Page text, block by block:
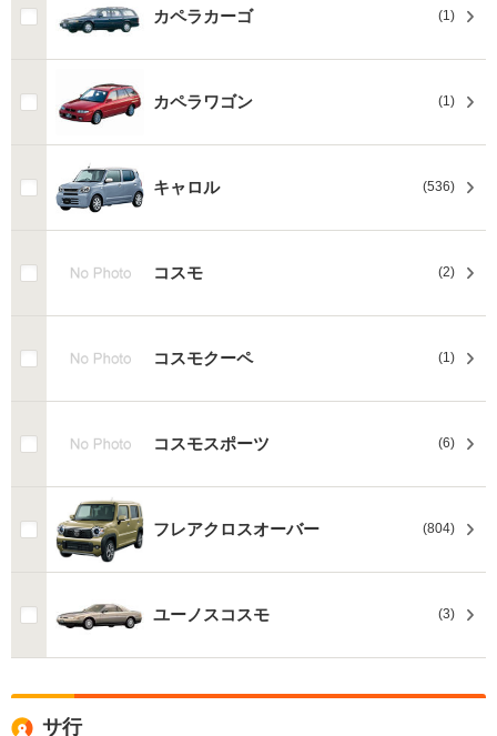
カペラカーゴ (1)
カペラワゴン (1)
キャロル (536)
コスモ (2)
コスモクーペ (1)
コスモスポーツ (6)
フレアクロスオーバー (804)
ユーノスコスモ (3)
サ行